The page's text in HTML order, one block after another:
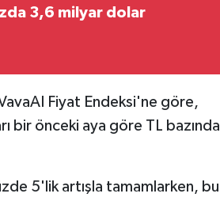
3,6 milyar dolar
Fiyat Endeksi'ne göre,
bir önceki aya göre TL bazında
5'lik artışla tamamlarken, bu